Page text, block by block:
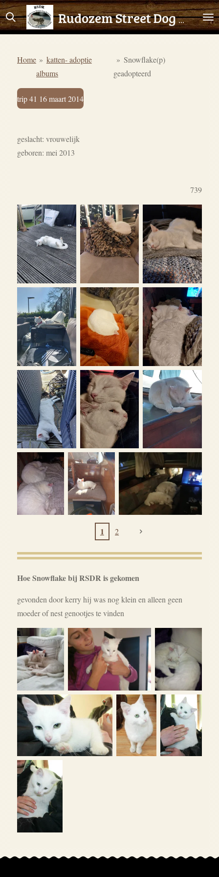
Ga
direct
hoofdinhoud
Rudozem Street Dog Rescue
Home » katten- adoptie
albums
» Snowflake(p)
geadopteerd
trip 41 16 maart 2014
geslacht: vrouwelijk
geboren: mei 2013
739
1 2
Hoe Snowflake bij RSDR is gekomen
gevonden door kerry hij was nog klein en alleen geen
moeder of nest genootjes te vinden